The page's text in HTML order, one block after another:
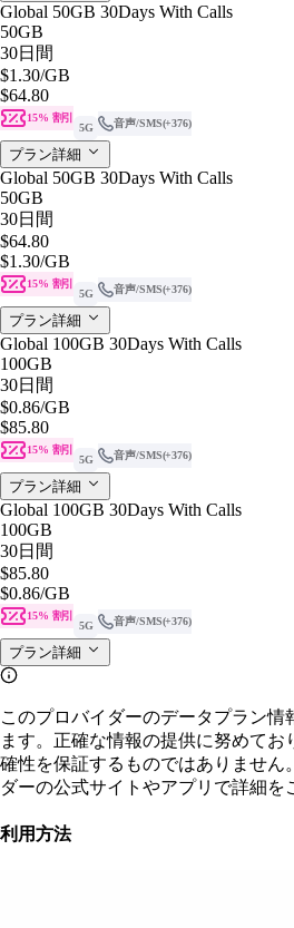
Global 50GB 30Days With Calls
50GB
30日間
$1.30/GB
$64.80
15% 割引
5G
音声/SMS(+376)
プラン詳細
Global 50GB 30Days With Calls
50GB
30日間
$64.80
$1.30/GB
15% 割引
5G
音声/SMS(+376)
プラン詳細
Global 100GB 30Days With Calls
100GB
30日間
$0.86/GB
$85.80
15% 割引
5G
音声/SMS(+376)
プラン詳細
Global 100GB 30Days With Calls
100GB
30日間
$85.80
$0.86/GB
15% 割引
5G
音声/SMS(+376)
プラン詳細
このプロバイダーのデータプラン情
ます。正確な情報の提供に努めてお
確性を保証するものではありません
ダーの公式サイトやアプリで詳細を
利用方法